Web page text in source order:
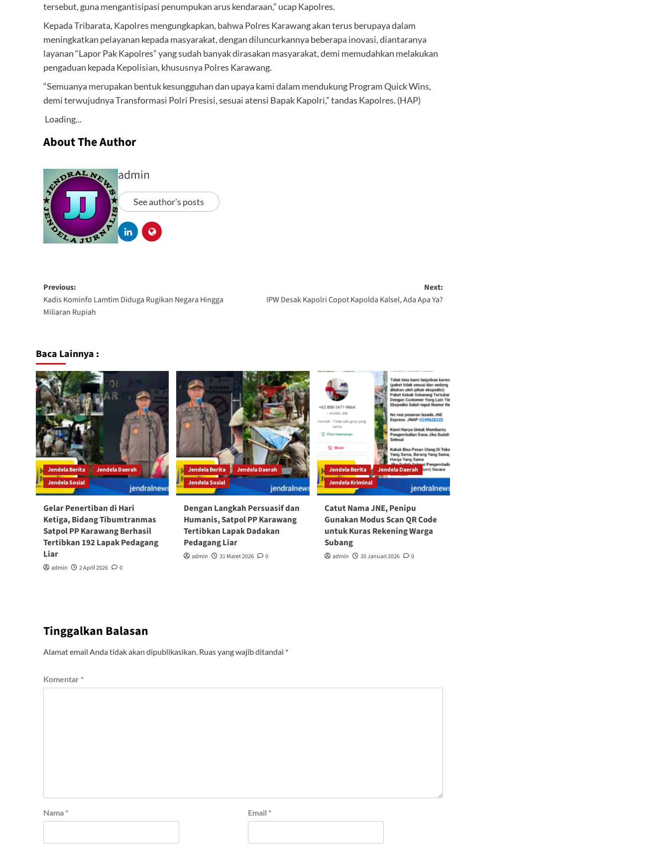
tersebut, guna mengantisipasi penumpukan arus kendaraan,” ucap Kapolres.
Kepada Tribarata, Kapolres mengungkapkan, bahwa Polres Karawang akan terus berupaya dalam
meningkatkan pelayanan kepada masyarakat, dengan diluncurkannya beberapa inovasi, diantaranya
layanan “Lapor Pak Kapolres” yang sudah banyak dirasakan masyarakat, demi memudahkan melakukan
pengaduan kepada Kepolisian, khususnya Polres Karawang.
“Semuanya merupakan bentuk kesungguhan dan upaya kami dalam mendukung Program Quick Wins,
demi terwujudnya Transformasi Polri Presisi, sesuai atensi Bapak Kapolri,” tandas Kapolres. (HAP)
Loading...
About The Author
admin
See author's posts
Previous:
Kadis Kominfo Lamtim Diduga Rugikan Negara Hingga
Miliaran Rupiah
Next:
IPW Desak Kapolri Copot Kapolda Kalsel, Ada Apa Ya?
Baca Lainnya :
Jendela Berita
Jendela Daerah
Jendela Sosial
Gelar Penertiban di Hari
Ketiga, Bidang Tibumtranmas
Satpol PP Karawang Berhasil
Tertibkan 192 Lapak Pedagang
Liar
admin 2 April 2026 0
Jendela Berita
Jendela Daerah
Jendela Sosial
Dengan Langkah Persuasif dan
Humanis, Satpol PP Karawang
Tertibkan Lapak Dadakan
Pedagang Liar
admin 31 Maret 2026 0
Jendela Berita
Jendela Daerah
Jendela Kriminal
Catut Nama JNE, Penipu
Gunakan Modus Scan QR Code
untuk Kuras Rekening Warga
Subang
admin 30 Januari 2026 0
Tinggalkan Balasan
Alamat email Anda tidak akan dipublikasikan. Ruas yang wajib ditandai *
Komentar *
Nama * Email *